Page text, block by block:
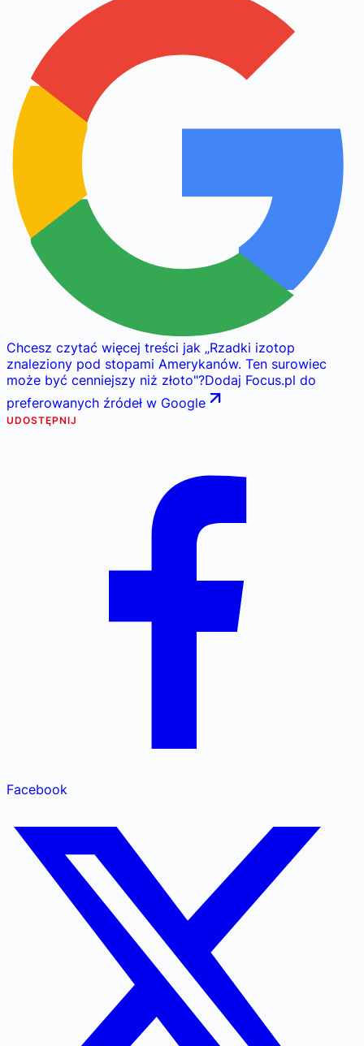
Chcesz czytać więcej treści jak „Rzadki izotop
znaleziony pod stopami Amerykanów. Ten surowiec
może być cenniejszy niż złoto"?Dodaj Focus.pl do
preferowanych źródeł w Google
UDOSTĘPNIJ
Facebook